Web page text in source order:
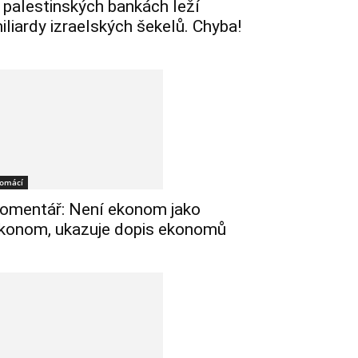
palestinských bankách leží
izraelských šekelů. Chyba!
Není ekonom jako
ukazuje dopis ekonomů